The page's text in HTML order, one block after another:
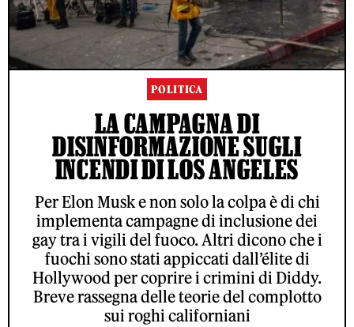
POLITICA
LA CAMPAGNA DI
DISINFORMAZIONE SUGLI
INCENDI DI LOS ANGELES
Per Elon Musk e non solo la colpa è di chi
implementa campagne di inclusione dei
gay tra i vigili del fuoco. Altri dicono che i
fuochi sono stati appiccati dall’élite di
Hollywood per coprire i crimini di Diddy.
Breve rassegna delle teorie del complotto
sui roghi californiani